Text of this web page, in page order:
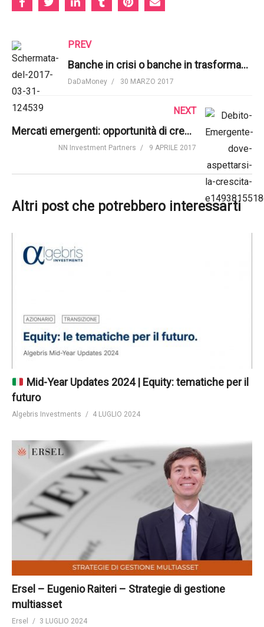
PREV
Banche in crisi o banche in trasformazione? | Contemplata
DaDaMoney 30 MARZO 2017
NEXT
Mercati emergenti: opportunità di crescita per gli investitori | NN Investment Partners
NN Investment Partners 9 APRILE 2017
Altri post che potrebbero interessarti
Mid-Year Updates 2024 | Equity: tematiche per il
futuro
Algebris Investments 4 LUGLIO 2024
Ersel – Eugenio Raiteri – Strategie di gestione
multiasset
Ersel 3 LUGLIO 2024